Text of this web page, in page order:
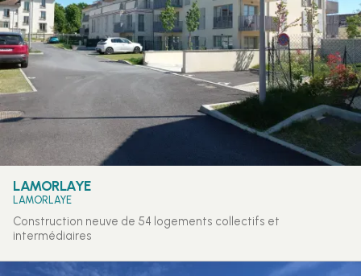
LAMORLAYE
LAMORLAYE
Construction neuve de 54 logements collectifs et
intermédiaires